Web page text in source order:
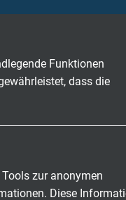
Funktionen
dass die
zur anonymen
Diese